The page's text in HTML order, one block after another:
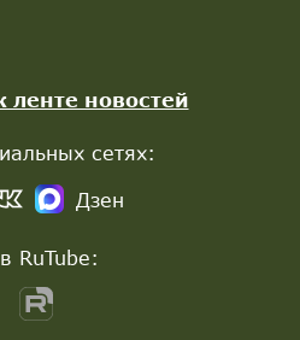
ленте новостей
сетях:
Дзен
RuTube: